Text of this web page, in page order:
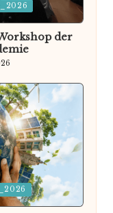
der